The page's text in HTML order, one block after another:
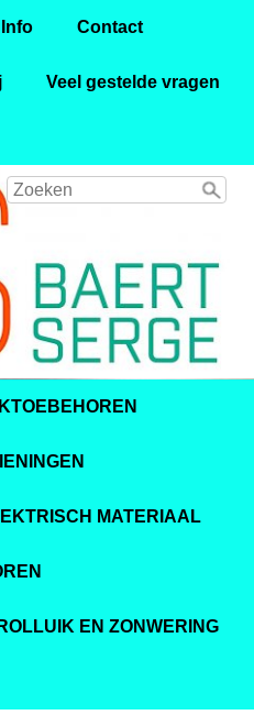
Info Contact
Veel gestelde vragen
MATERIAAL
EN ZONWERING